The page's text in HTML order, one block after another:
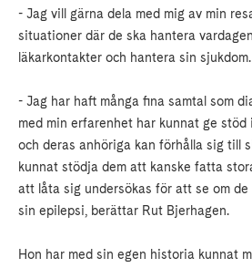
- Jag vill gärna dela med mig av min
situationer där de ska hantera
läkarkontakter och hantera sin sjukdom.
- Jag har haft många fina samtal som
med min erfarenhet har kunnat ge stöd
och deras anhöriga kan förhålla sig till
kunnat stödja dem att kanske fatta
att låta sig undersökas för att se om de
sin epilepsi, berättar Rut Bjerhagen.
Hon har med sin egen historia kunnat